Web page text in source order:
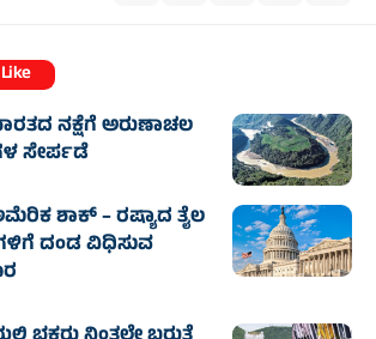
ನಕ್ಷೆಗೆ ಅರುಣಾಚಲ
ಸೇರ್ಪಡೆ
ಶಾಕ್‌ – ರಷ್ಯಾದ ತೈಲ
ದಂಡ ವಿಧಿಸುವ